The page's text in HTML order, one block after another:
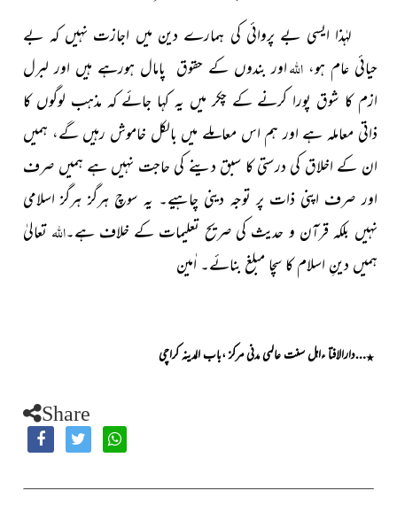
لہٰذا ایسی بے پروائی کی ہمارے دین میں اجازت نہیں کہ بے
حیائی عام ہو،اللہاور بندوں کے حقوق پامال ہورہے ہیں اور لبرل
ازم کا شوق پورا کرنے کے چکر میں یہ کہا جائے کہ مذہب لوگوں کا
ذاتی معاملہ ہے اور ہم اس معاملے میں بالکل خاموش رہیں گے، ہمیں
ان کے اخلاق کی درستی کا سبق دینے کی حاجت نہیں ہے ہمیں صرف
اور صرف اپنی ذات پر توجہ دینی چاہیے۔ یہ سوچ ہرگز ہرگز اسلامی
نہیں بلکہ قرآن و حدیث کی صریح تعلیمات کے خلاف ہے۔اللہ تعالیٰ
ہمیں دینِ اسلام کا سچا مبلغ بنائے۔ اٰمین
٭…دارالافتا ءاہل سنت عالمی مدنی مرکز ،باب المدینہ کراچی
Share